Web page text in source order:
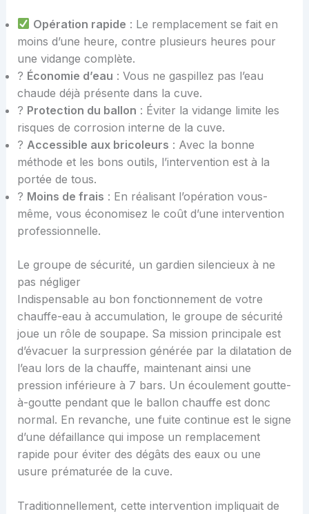
Opération rapide : Le remplacement se fait en
moins d’une heure, contre plusieurs heures pour
une vidange complète.
? Économie d’eau : Vous ne gaspillez pas l’eau
chaude déjà présente dans la cuve.
?️ Protection du ballon : Éviter la vidange limite les
risques de corrosion interne de la cuve.
?️ Accessible aux bricoleurs : Avec la bonne
méthode et les bons outils, l’intervention est à la
portée de tous.
? Moins de frais : En réalisant l’opération vous-
même, vous économisez le coût d’une intervention
professionnelle.
Le groupe de sécurité, un gardien silencieux à ne
pas négliger
Indispensable au bon fonctionnement de votre
chauffe-eau à accumulation, le groupe de sécurité
joue un rôle de soupape. Sa mission principale est
d’évacuer la surpression générée par la dilatation de
l’eau lors de la chauffe, maintenant ainsi une
pression inférieure à 7 bars. Un écoulement goutte-
à-goutte pendant que le ballon chauffe est donc
normal. En revanche, une fuite continue est le signe
d’une défaillance qui impose un remplacement
rapide pour éviter des dégâts des eaux ou une
usure prématurée de la cuve.
Traditionnellement, cette intervention impliquait de